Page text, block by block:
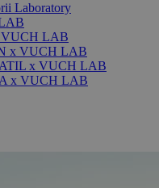
Laboratory
LAB
x VUCH LAB
x VUCH LAB
x VUCH LAB